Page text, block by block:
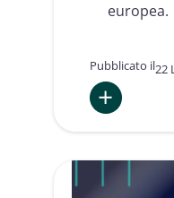
europea.
Pubblicato il22
Business
livello